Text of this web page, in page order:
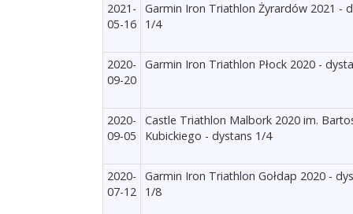
2021-
05-16
Garmin Iron Triathlon Żyrardów 2021 -
1/4
2020-
09-20
Garmin Iron Triathlon Płock 2020 -
2020-
09-05
Castle Triathlon Malbork 2020 im.
Kubickiego - dystans 1/4
2020-
07-12
Garmin Iron Triathlon Gołdap 2020 -
1/8